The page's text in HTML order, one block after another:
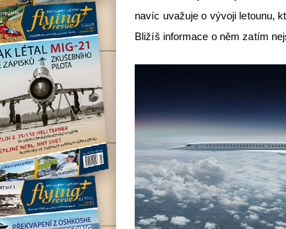
navíc uvažuje o vývoji letounu,
Bližíš informace o něm zatím